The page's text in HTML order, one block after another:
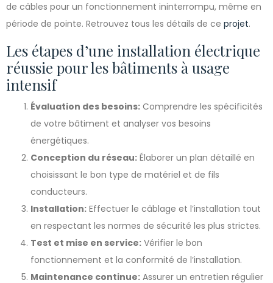
de câbles pour un fonctionnement ininterrompu, même en
période de pointe. Retrouvez tous les détails de ce projet.
Les étapes d’une installation électrique
réussie pour les bâtiments à usage
intensif
Évaluation des besoins: Comprendre les spécificités
de votre bâtiment et analyser vos besoins
énergétiques.
Conception du réseau: Élaborer un plan détaillé en
choisissant le bon type de matériel et de fils
conducteurs.
Installation: Effectuer le câblage et l’installation tout
en respectant les normes de sécurité les plus strictes.
Test et mise en service: Vérifier le bon
fonctionnement et la conformité de l’installation.
Maintenance continue: Assurer un entretien régulier